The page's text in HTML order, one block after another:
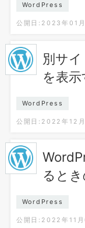
WordPress
公開日:2023年01月
別サ
を表示
WordPress
公開日:2022年12
ると
WordPress
公開日:2022年11月